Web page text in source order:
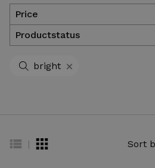
Price
Productstatus
bright +
| Sort